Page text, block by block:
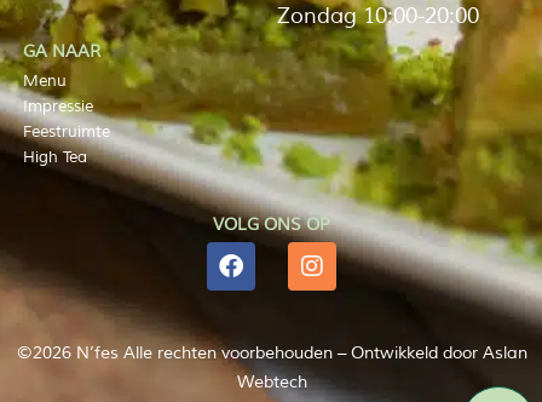
Zondag 10:00-20:00
GA NAAR
Menu
Impressie
Feestruimte
High Tea
VOLG ONS OP
©2026 N’fes Alle rechten voorbehouden – Ontwikkeld door Aslan
Webtech